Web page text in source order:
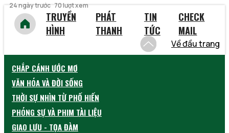
24 ngày trước 70 lượt xem
TRUYỀN
HÌNH
PHÁT
THANH
TIN
TỨC
CHECK
MAIL
Về đầu trang
CHẮP CÁNH ƯỚC MƠ
VĂN HÓA VÀ ĐỜI SỐNG
THỜI SỰ NHÌN TỪ PHỐ HIẾN
PHÓNG SỰ VÀ PHIM TÀI LIỆU
GIAO LƯU - TỌA ĐÀM